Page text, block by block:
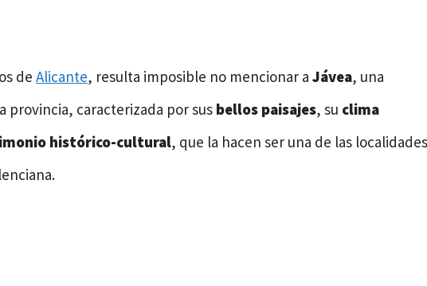
de Alicante, resulta imposible no mencionar a Jávea, una
provincia, caracterizada por sus bellos paisajes, su clima
histórico-cultural, que la hacen ser una de las localidades